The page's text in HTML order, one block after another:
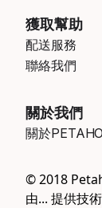
獲取幫助
配送服務
聯絡我們
關於我們
關於
© 2018
由... 提供技術